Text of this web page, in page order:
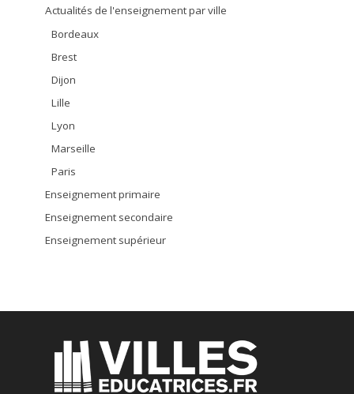
Actualités de l'enseignement par ville
Bordeaux
Brest
Dijon
Lille
Lyon
Marseille
Paris
Enseignement primaire
Enseignement secondaire
Enseignement supérieur